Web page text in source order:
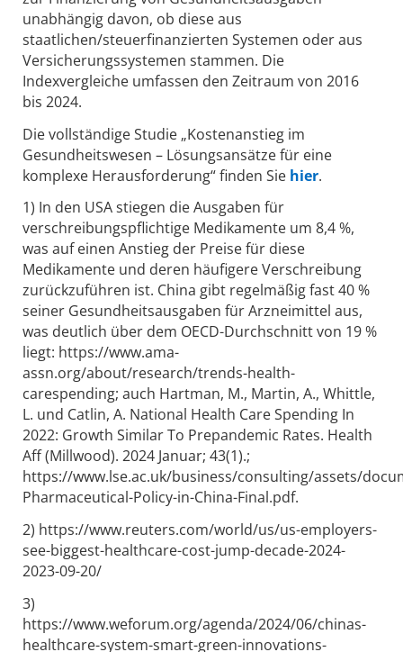
unabhängig davon, ob diese aus
staatlichen/steuerfinanzierten Systemen oder aus
Versicherungssystemen stammen. Die
Indexvergleiche umfassen den Zeitraum von 2016
bis 2024.
Die vollständige Studie „Kostenanstieg im
Gesundheitswesen – Lösungsansätze für eine
komplexe Herausforderung“ finden Sie hier.
1) In den USA stiegen die Ausgaben für
verschreibungspflichtige Medikamente um 8,4 %,
was auf einen Anstieg der Preise für diese
Medikamente und deren häufigere Verschreibung
zurückzuführen ist. China gibt regelmäßig fast 40 %
seiner Gesundheitsausgaben für Arzneimittel aus,
was deutlich über dem OECD-Durchschnitt von 19 %
liegt: https://www.ama-
assn.org/about/research/trends-health-
carespending; auch Hartman, M., Martin, A., Whittle,
L. und Catlin, A. National Health Care Spending In
2022: Growth Similar To Prepandemic Rates. Health
Aff (Millwood). 2024 Januar; 43(1).;
https://www.lse.ac.uk/business/consulting/assets/
Pharmaceutical-Policy-in-China-Final.pdf.
2) https://www.reuters.com/world/us/us-employers-
see-biggest-healthcare-cost-jump-decade-2024-
2023-09-20/
3)
https://www.weforum.org/agenda/2024/06/chinas-
healthcare-system-smart-green-innovations-